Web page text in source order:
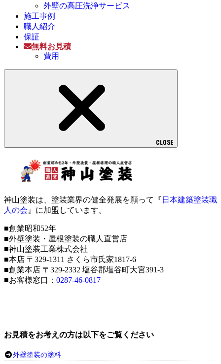
外壁の高圧洗浄サービス
施工事例
職人紹介
保証
無料お見積
費用
CLOSE
神山塗装は、塗装業界の健全発展を願って『 日本建築塗装職
人の会 』に加盟しています。
■創業昭和52年
■外壁塗装・屋根塗装の職人直営店
■神山塗装工業株式会社
■本店 〒329-1311 さくら市氏家1817-6
■創業本店 〒329-2332 塩谷郡塩谷町大宮391-3
■お客様窓口： 0287-46-0817
お見積をお考えの方は以下をご覧ください
外壁塗装の塗料